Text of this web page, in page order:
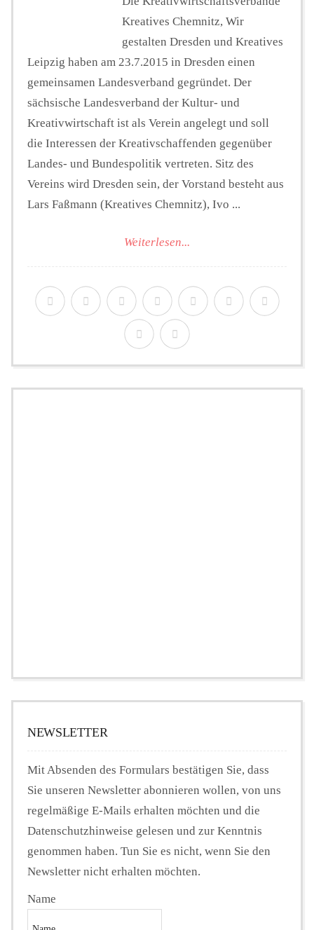
Kreatives Chemnitz, Wir
gestalten Dresden und Kreatives
Leipzig haben am 23.7.2015 in Dresden einen
gemeinsamen Landesverband gegründet. Der
sächsische Landesverband der Kultur- und
Kreativwirtschaft ist als Verein angelegt und soll
die Interessen der Kreativschaffenden gegenüber
Landes- und Bundespolitik vertreten. Sitz des
Vereins wird Dresden sein, der Vorstand besteht aus
Lars Faßmann (Kreatives Chemnitz), Ivo ...
Weiterlesen...
NEWSLETTER
Mit Absenden des Formulars bestätigen Sie, dass
Sie unseren Newsletter abonnieren wollen, von uns
regelmäßige E-Mails erhalten möchten und die
Datenschutzhinweise gelesen und zur Kenntnis
genommen haben. Tun Sie es nicht, wenn Sie den
Newsletter nicht erhalten möchten.
Name